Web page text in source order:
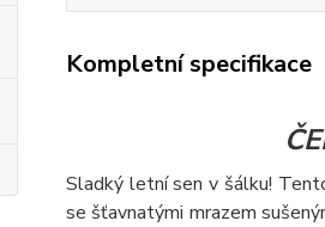
Kompletní specifikace
Sladký letní sen v šálku!
se šťavnatými mrazem